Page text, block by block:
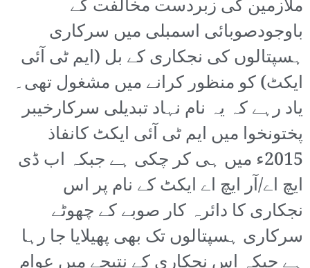
ملازمین کی زبردست مخالفت کے
باوجودصوبائی اسمبلی میں سرکاری
ہسپتالوں کی نجکاری کے بل (ایم ٹی آئی
ایکٹ) کو منظور کرانے میں مشغول تھی۔
یاد رہے کہ یہ نام نہاد تبدیلی سرکارخیبر
پختونخوا میں ایم ٹی آئی ایکٹ کانفاذ
2015ء میں ہی کر چکی ہے جبکہ اب ڈی
ایچ اے/آر ایچ اے ایکٹ کے نام پر اس
نجکاری کا دائرہ کار صوبے کے چھوٹے
سرکاری ہسپتالوں تک بھی پھیلایا جا رہا